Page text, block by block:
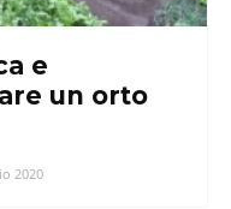
e
un orto
2020